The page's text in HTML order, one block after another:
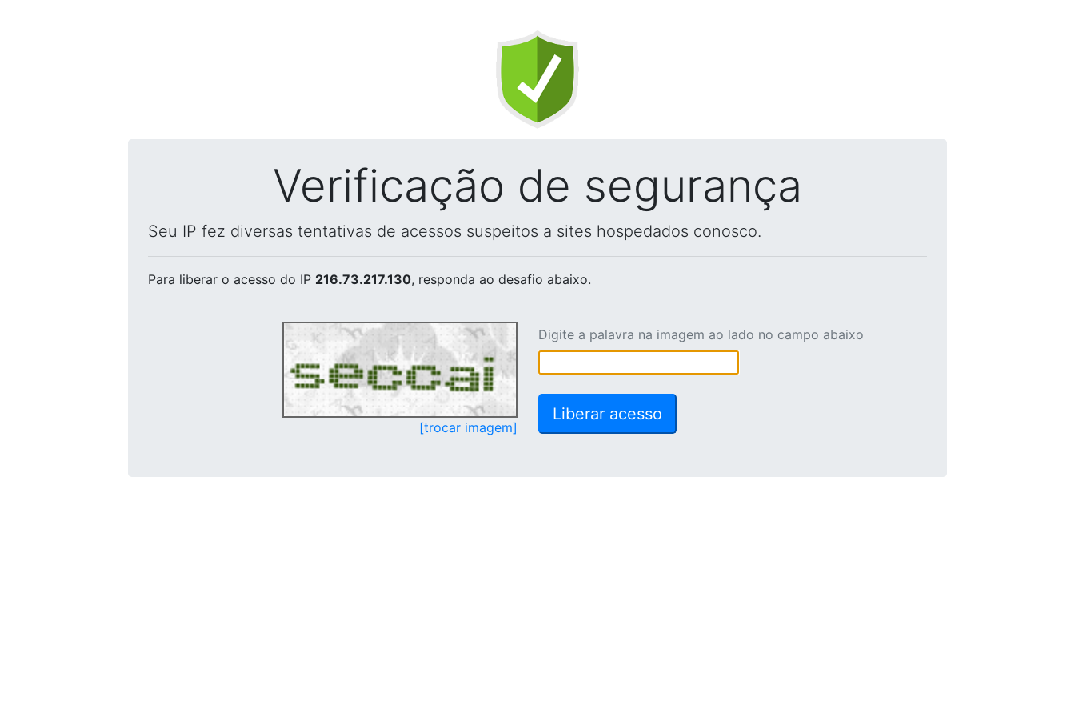
Verificação de segurança
Seu IP fez diversas tentativas de acessos suspeitos a sites hospedados conosco.
Para liberar o acesso do IP 216.73.217.130, responda ao desafio abaixo.
[trocar imagem]
Digite a palavra na imagem ao lado no campo abaixo